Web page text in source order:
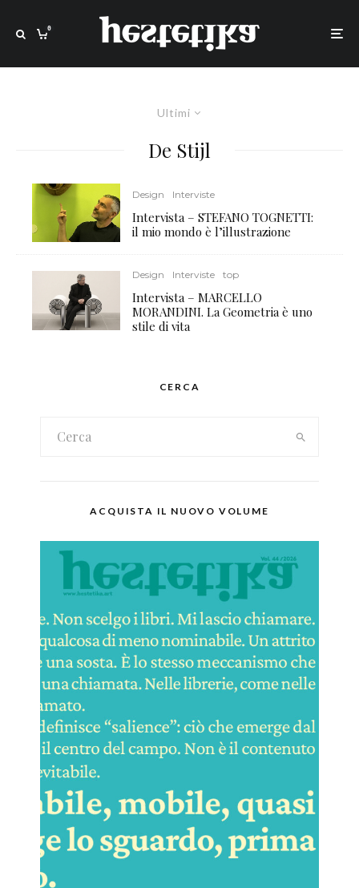
0
Ultimi
De Stijl
Design Interviste
Intervista – STEFANO TOGNETTI:
il mio mondo è l’illustrazione
Design Interviste top
Intervista – MARCELLO
MORANDINI. La Geometria è uno
stile di vita
CERCA
ACQUISTA IL NUOVO VOLUME